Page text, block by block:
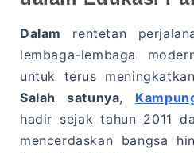
Dalam rentetan
lembaga-lembaga
untuk terus
Salah satunya,
hadir sejak tahun 2011
mencerdaskan bangsa